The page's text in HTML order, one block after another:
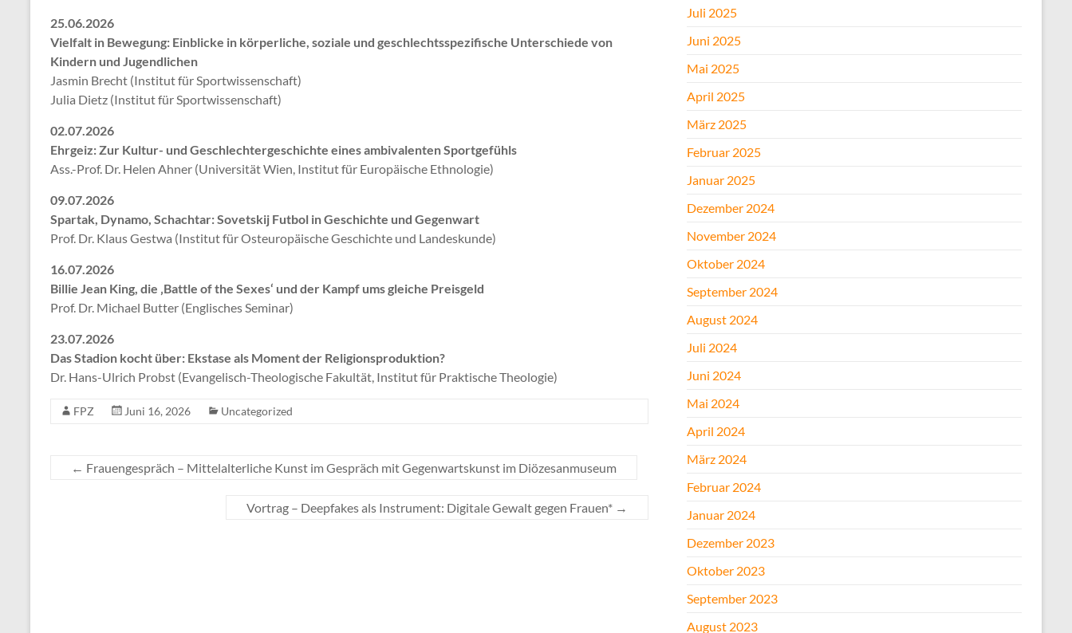
25.06.2026
Vielfalt in Bewegung: Einblicke in körperliche, soziale und geschlechtsspezifische Unterschiede von
Kindern und Jugendlichen
Jasmin Brecht (Institut für Sportwissenschaft)
Julia Dietz (Institut für Sportwissenschaft)
02.07.2026
Ehrgeiz: Zur Kultur- und Geschlechtergeschichte eines ambivalenten Sportgefühls
Ass.-Prof. Dr. Helen Ahner (Universität Wien, Institut für Europäische Ethnologie)
09.07.2026
Spartak, Dynamo, Schachtar: Sovetskij Futbol in Geschichte und Gegenwart
Prof. Dr. Klaus Gestwa (Institut für Osteuropäische Geschichte und Landeskunde)
16.07.2026
Billie Jean King, die ‚Battle of the Sexes‘ und der Kampf ums gleiche Preisgeld
Prof. Dr. Michael Butter (Englisches Seminar)
23.07.2026
Das Stadion kocht über: Ekstase als Moment der Religionsproduktion?
Dr. Hans-Ulrich Probst (Evangelisch-Theologische Fakultät, Institut für Praktische Theologie)
FPZ Juni 16, 2026 Uncategorized
← Frauengespräch – Mittelalterliche Kunst im Gespräch mit Gegenwartskunst im Diözesanmuseum
Vortrag – Deepfakes als Instrument: Digitale Gewalt gegen Frauen* →
Juli 2025
Juni 2025
Mai 2025
April 2025
März 2025
Februar 2025
Januar 2025
Dezember 2024
November 2024
Oktober 2024
September 2024
August 2024
Juli 2024
Juni 2024
Mai 2024
April 2024
März 2024
Februar 2024
Januar 2024
Dezember 2023
Oktober 2023
September 2023
August 2023